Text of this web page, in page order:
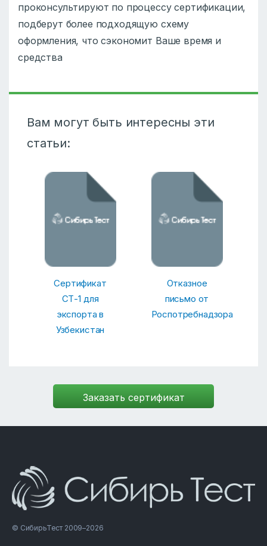
проконсультируют по процессу сертификации,
подберут более подходящую схему
оформления, что сэкономит Ваше время и
средства
Вам могут быть интересны эти
статьи:
Сертификат
СТ-1 для
экспорта в
Узбекистан
Отказное
письмо от
Роспотребнадзора
© СибирьТест 2009–2026